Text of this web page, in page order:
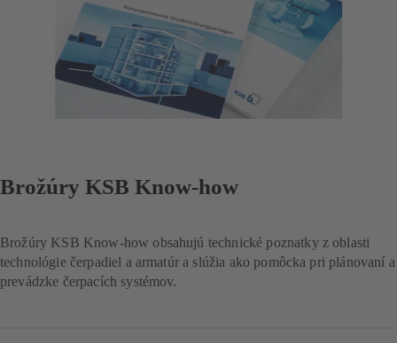
Brožúry KSB Know-how
Brožúry KSB Know-how obsahujú technické poznatky z oblasti
technológie čerpadiel a armatúr a slúžia ako pomôcka pri plánovaní a
prevádzke čerpacích systémov.